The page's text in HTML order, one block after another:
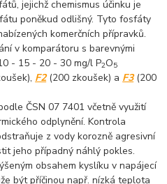
jejichž chemismus účinku je
poněkud odlišný. Tyto fosfáty
komerčních přípravků.
v komparátoru s barevnými
- 15 - 20 - 30 mg/l P2O5
F2(200 zkoušek) a F3(200
ČSN 07 7401 včetně využití
odplynění. Kontrola
z vody korozně agresivní
jeho případný náhlý pokles.
obsahem kyslíku v napájecí
být příčinou např. nízká teplota